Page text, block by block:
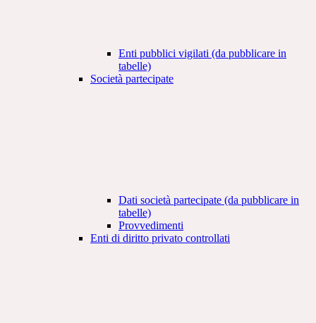
Enti pubblici vigilati (da pubblicare in
tabelle)
Società partecipate
Dati società partecipate (da pubblicare in
tabelle)
Provvedimenti
Enti di diritto privato controllati